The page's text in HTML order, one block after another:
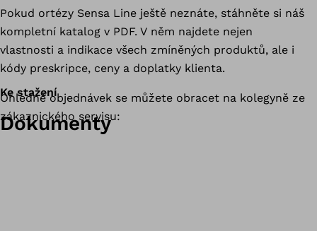
Pokud ortézy Sensa Line ještě neznáte, stáhněte si náš
kompletní katalog v PDF. V něm najdete nejen
vlastnosti a indikace všech zmíněných produktů, ale i
kódy preskripce, ceny a doplatky klienta.
Ohledně objednávek se můžete obracet na kolegyně ze
zákaznického servisu:
Ke stažení
Dokumenty